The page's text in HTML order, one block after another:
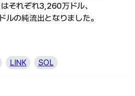
それぞれ3,260万ドル、
の純流出となりました。
LINK SOL